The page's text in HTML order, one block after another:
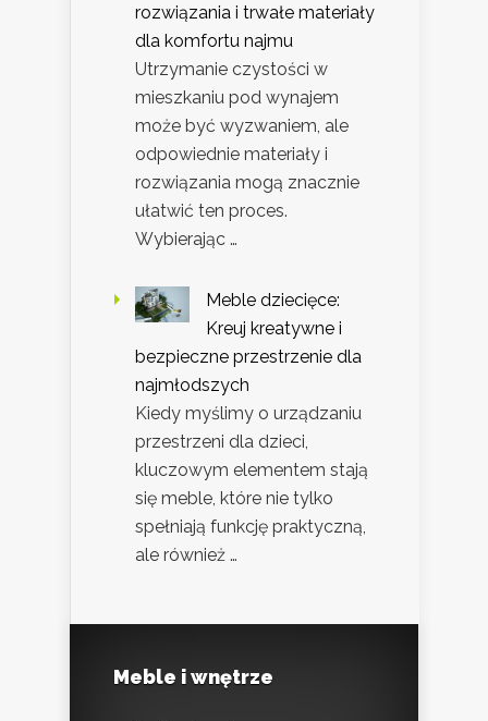
rozwiązania i trwałe materiały
dla komfortu najmu
Utrzymanie czystości w
mieszkaniu pod wynajem
może być wyzwaniem, ale
odpowiednie materiały i
rozwiązania mogą znacznie
ułatwić ten proces.
Wybierając …
Meble dziecięce:
Kreuj kreatywne i
bezpieczne przestrzenie dla
najmłodszych
Kiedy myślimy o urządzaniu
przestrzeni dla dzieci,
kluczowym elementem stają
się meble, które nie tylko
spełniają funkcję praktyczną,
ale również …
Meble i wnętrze